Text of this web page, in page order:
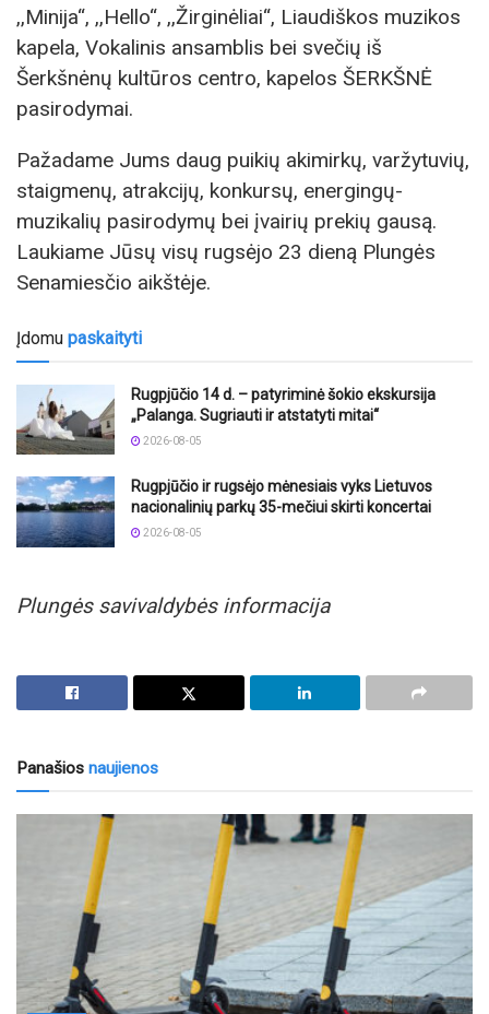
,,Minija“, ,,Hello“, ,,Žirginėliai“, Liaudiškos muzikos
kapela, Vokalinis ansamblis bei svečių iš
Šerkšnėnų kultūros centro, kapelos ŠERKŠNĖ
pasirodymai.
Pažadame Jums daug puikių akimirkų, varžytuvių,
staigmenų, atrakcijų, konkursų, energingų-
muzikalių pasirodymų bei įvairių prekių gausą.
Laukiame Jūsų visų rugsėjo 23 dieną Plungės
Senamiesčio aikštėje.
Įdomu paskaityti
Rugpjūčio 14 d. – patyriminė šokio ekskursija
„Palanga. Sugriauti ir atstatyti mitai“
2026-08-05
Rugpjūčio ir rugsėjo mėnesiais vyks Lietuvos
nacionalinių parkų 35-mečiui skirti koncertai
2026-08-05
Plungės savivaldybės informacija
Panašios naujienos